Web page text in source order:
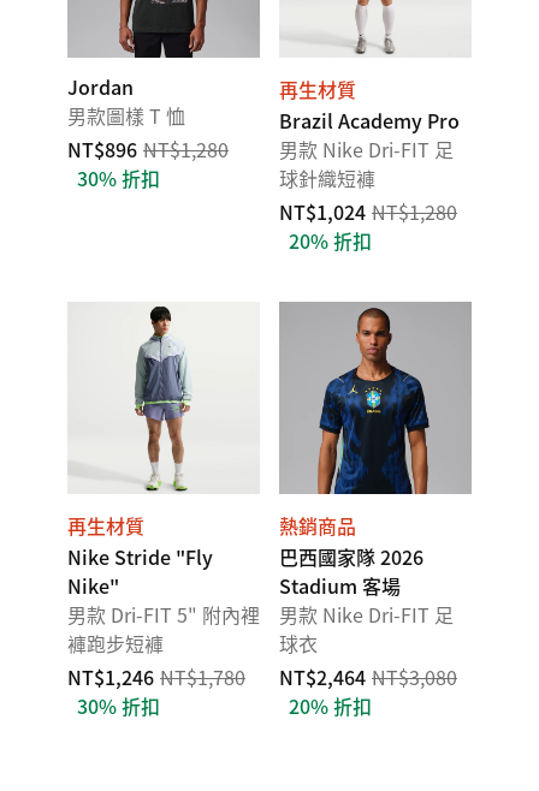
Jordan
男款圖樣 T 恤
NT$896 NT$1,280
30% 折扣
再生材質
Brazil Academy Pro
男款 Nike Dri-FIT 足
球針織短褲
NT$1,024 NT$1,280
20% 折扣
再生材質
Nike Stride "Fly
Nike"
男款 Dri-FIT 5" 附內裡
褲跑步短褲
NT$1,246 NT$1,780
30% 折扣
熱銷商品
巴西國家隊 2026
Stadium 客場
男款 Nike Dri-FIT 足
球衣
NT$2,464 NT$3,080
20% 折扣